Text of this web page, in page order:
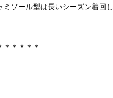
ソール型は長いシーズン着回
＊＊＊＊＊